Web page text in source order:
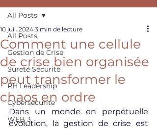
All Posts
Gestion de Crise
Sureté Sécurité
RH Leadership
Cybersecurite
WEB 3
All Posts
Comment une cellule
de crise bien organisée
peut transformer le
chaos en ordre
10 juil. 2024 3 min de lecture
Dans un monde en perpétuelle
évolution, la gestion de crise est